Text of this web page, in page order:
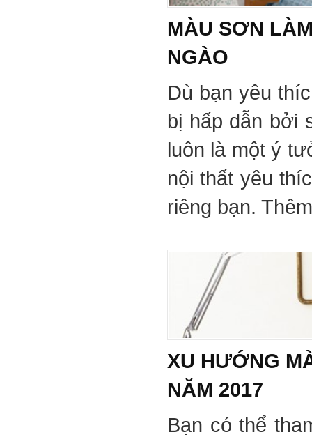
MÀU SƠN
NGÀO
Dù bạn yêu
bị hấp dẫn bởi
luôn là một ý
nội thất yêu
riêng bạn.
XU HƯỚNG
NĂM 2017
Bạn có thể